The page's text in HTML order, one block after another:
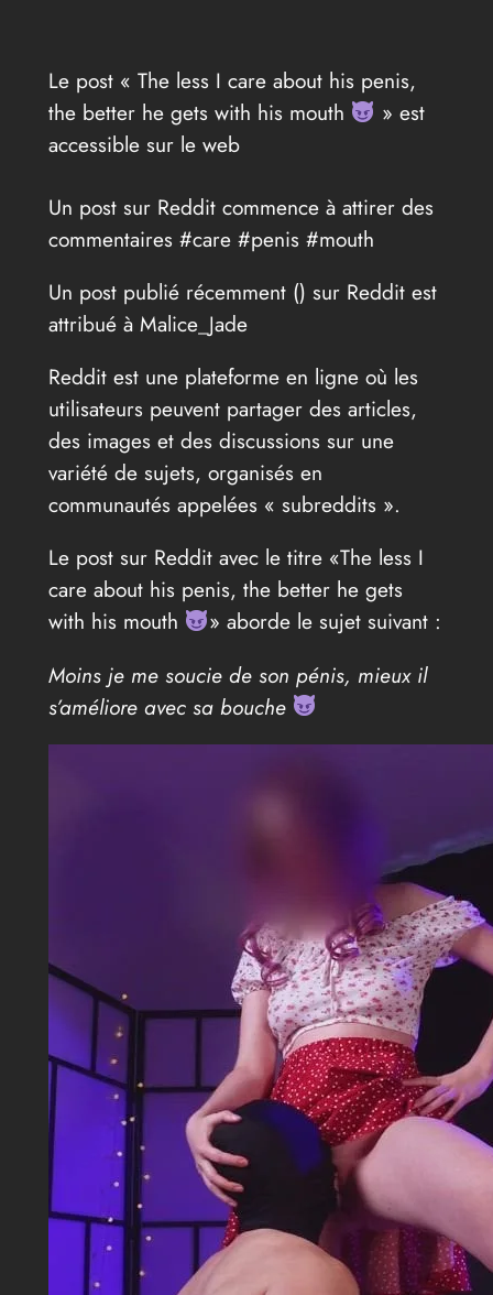
Le post « The less I care about his penis,
the better he gets with his mouth
» est
accessible sur le web
Un post sur Reddit commence à attirer des
commentaires #care #penis #mouth
Un post publié récemment () sur Reddit est
attribué à Malice_Jade
Reddit est une plateforme en ligne où les
utilisateurs peuvent partager des articles,
des images et des discussions sur une
variété de sujets, organisés en
communautés appelées « subreddits ».
Le post sur Reddit avec le titre «The less I
care about his penis, the better he gets
with his mouth
» aborde le sujet suivant :
Moins je me soucie de son pénis, mieux il
s’améliore avec sa bouche